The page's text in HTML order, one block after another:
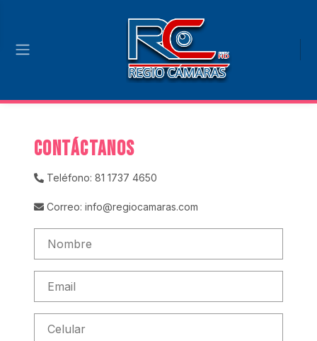
CONTÁCTANOS
Teléfono: 81 1737 4650
Correo: info@regiocamaras.com